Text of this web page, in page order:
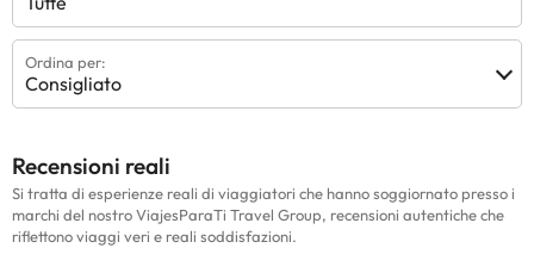
Ordina per:
Consigliato
Recensioni reali
Si tratta di esperienze reali di viaggiatori che hanno soggiornato presso i
marchi del nostro ViajesParaTi Travel Group, recensioni autentiche che
riflettono viaggi veri e reali soddisfazioni.